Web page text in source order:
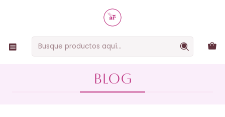
RUTINAS SIMPLES, EFECTIVAS Y NATURALES
Inicio Blog
Blog